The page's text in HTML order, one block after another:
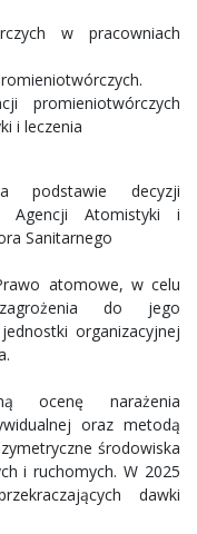
w pracowniach
promieniotwórczych
i leczenia
podstawie decyzji
Agencji Atomistyki i
Sanitarnego
atomowe, w celu
do jego
organizacyjnej
ocenę narażenia
oraz metodą
środowiska
i ruchomych. W 2025
dawki